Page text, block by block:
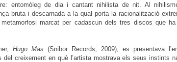
entomòleg de dia i cantant nihilista de nit. Al
bruta i descarnada a la qual porta la racionalització
marcat per cadascun dels tres discos que
Hugo Mas (Snibor Records, 2009), es presentava
del creixement en què l’artista mostrava els seus instints